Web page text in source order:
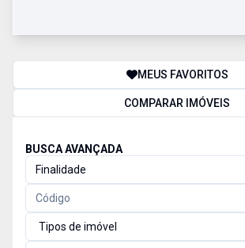
MEUS FAVORITOS
COMPARAR IMÓVEIS
BUSCA AVANÇADA
Finalidade
Tipos de imóvel